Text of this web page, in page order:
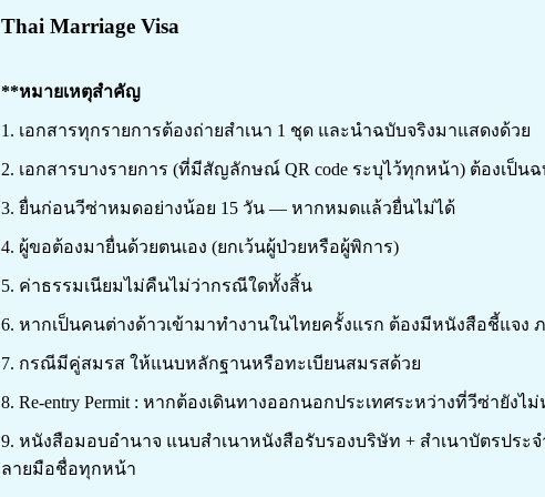
Thai Marriage Visa
**หมายเหตุสำคัญ
1. เอกสารทุกรายการต้องถ่ายสำเนา 1 ชุด และนำฉบับจริงมาแสดงด้วย
2. เอกสารบางรายการ (ที่มีสัญลักษณ์ QR code ระบุไว้ทุกหน้า) ต้องเป็
3. ยื่นก่อนวีซ่าหมดอย่างน้อย 15 วัน — หากหมดแล้วยื่นไม่ได้
4. ผู้ขอต้องมายื่นด้วยตนเอง (ยกเว้นผู้ป่วยหรือผู้พิการ)
5. ค่าธรรมเนียมไม่คืนไม่ว่ากรณีใดทั้งสิ้น
6. หากเป็นคนต่างด้าวเข้ามาทำงานในไทยครั้งแรก ต้องมีหนังสือชี้แจง
7. กรณีมีคู่สมรส ให้แนบหลักฐานหรือทะเบียนสมรสด้วย
8. Re-entry Permit : หากต้องเดินทางออกนอกประเทศระหว่างที่วีซ่ายัง
9. หนังสือมอบอำนาจ แนบสำเนาหนังสือรับรองบริษัท + สำเนาบัตรปร
ลายมือชื่อทุกหน้า